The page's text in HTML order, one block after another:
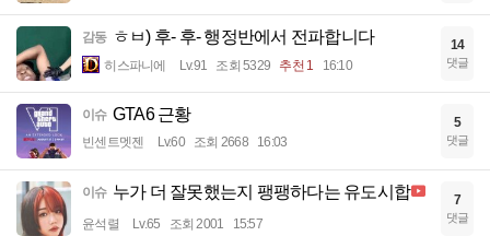
감동 ㅎㅂ) 후- 후- 행정반에서 전파합니다
히스파니에 Lv.91 조회 5329 추천 1 16:10
14
댓글
이슈 GTA6 근황
빈센트멧젠 Lv.60 조회 2668 16:03
5
댓글
이슈 누가 더 잘못했는지 팽팽하다는 유도시합
윤석렬 Lv.65 조회 2001 15:57
7
댓글